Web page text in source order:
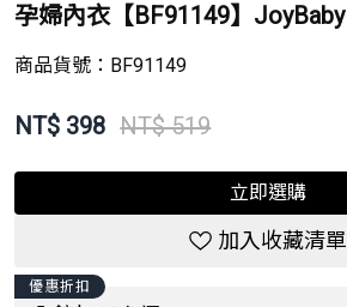
孕婦內衣【BF91149】JoyBaby
商品貨號： BF91149
NT$ 398 NT$ 519
立即選購
加入收藏清單
優惠折扣